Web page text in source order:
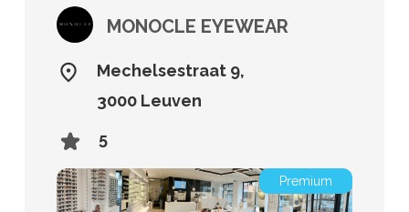
MONOCLE EYEWEAR
Mechelsestraat 9,
3000 Leuven
5
Premium